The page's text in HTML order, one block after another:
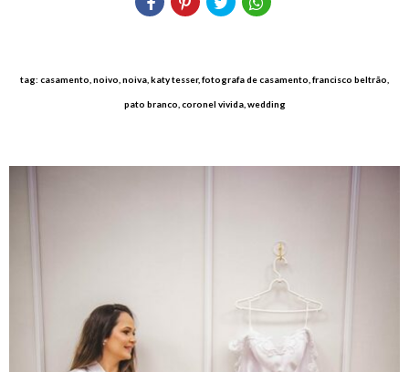
tag: casamento, noivo, noiva, katy tesser, fotografa de casamento, francisco beltrão,
pato branco, coronel vivida, wedding